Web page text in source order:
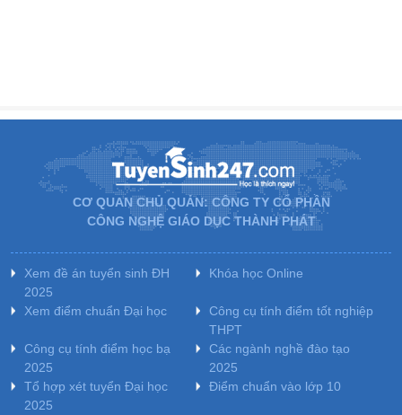
CƠ QUAN CHỦ QUẢN: CÔNG TY CỔ PHẦN
CÔNG NGHỆ GIÁO DỤC THÀNH PHÁT
Xem đề án tuyển sinh ĐH
2025
Khóa học Online
Xem điểm chuẩn Đại học
Công cụ tính điểm tốt nghiệp
THPT
Công cụ tính điểm học bạ
2025
Các ngành nghề đào tạo
2025
Tổ hợp xét tuyển Đại học
2025
Điểm chuẩn vào lớp 10